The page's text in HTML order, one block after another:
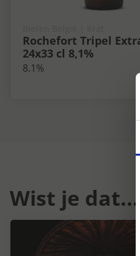
Rochefort Tripel
24x33 cl 8,1%
8.1%
Wist je dat...